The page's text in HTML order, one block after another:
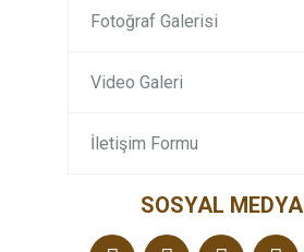
Fotoğraf Galerisi
Video Galeri
İletişim Formu
SOSYAL MEDYA